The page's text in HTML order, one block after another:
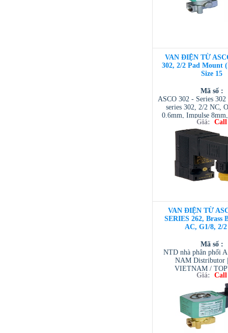
VAN ĐIỆN TỪ
302, 2/2 Pad Mount
Size 15
Mã số :
ASCO 302 - Series
series 302, 2/2 NC,
0.6mm, Impulse
NTD ASCO VIET
| ASCO VIETNAM /
VIETNAM /
/ TESCOM
Giá: Call
VAN ĐIỆN TỪ
SERIES 262, Brass
AC, G1/8, 2/
Mã số :
NTD nhà phân phối
NAM Distributor
VIETNAM /
VIETNAM /
/ TESCOM
Giá: Call